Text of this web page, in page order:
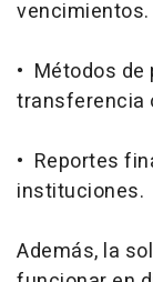
vencimientos.
• Métodos
transferencia
• Reportes
instituciones.
Además, la